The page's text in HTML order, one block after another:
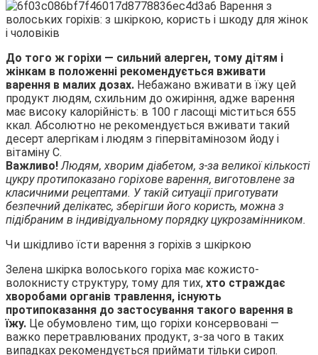
До того ж горіхи — сильний алерген, тому дітям і
жінкам в положенні рекомендується вживати
варення в малих дозах. Небажано вживати в їжу цей
продукт людям, схильним до ожиріння, адже варення
має високу калорійність: в 100 г ласощі міститься 655
ккал. Абсолютно не рекомендується вживати такий
десерт алергікам і людям з гіпервітамінозом йоду і
вітаміну С.
Важливо! Людям, хворим діабетом, з-за великої кількості
цукру протипоказано горіхове варення, виготовлене за
класичними рецептами. У такій ситуації приготувати
безпечний делікатес, зберігши його користь, можна з
підібраним в індивідуальному порядку цукрозамінником.
Чи шкідливо їсти варення з горіхів з шкіркою
Зелена шкірка волоського горіха має кожисто-
волокнисту структуру, тому для тих, хто страждає
хворобами органів травлення, існують
протипоказання до застосування такого варення в
їжу. Це обумовлено тим, що горіхи консервовані —
важко перетравлюваних продукт, з-за чого в таких
випадках рекомендується приймати тільки сироп.